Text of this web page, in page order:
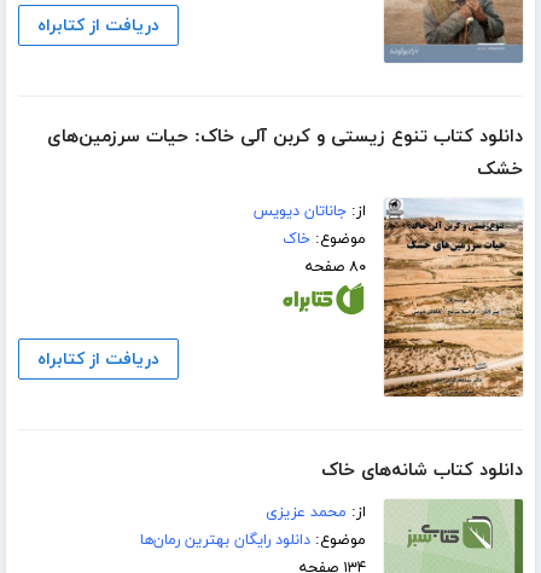
دریافت از کتابراه
دانلود کتاب تنوع زیستی و کربن آلی خاک: حیات سرزمین‌های
خشک
از:جاناتان دیویس
موضوع:خاک
۸۰ صفحه
دریافت از کتابراه
دانلود کتاب شانه‌هاى خاک
از: محمد عزیزى
موضوع:دانلود رایگان بهترین رمان‌ها
۱۳۴ صفحه